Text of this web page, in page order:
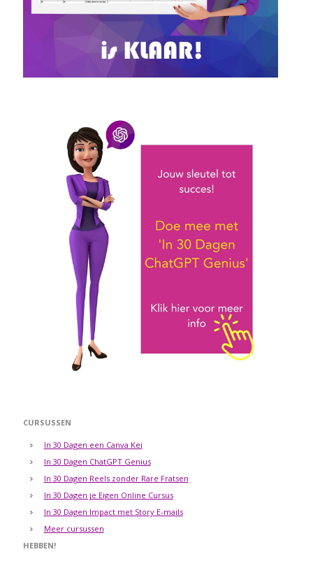
CURSUSSEN
In 30 Dagen een Canva Kei
In 30 Dagen ChatGPT Genius
In 30 Dagen Reels zonder Rare Fratsen
In 30 Dagen je Eigen Online Cursus
In 30 Dagen Impact met Story E-mails
Meer cursussen
HEBBEN!